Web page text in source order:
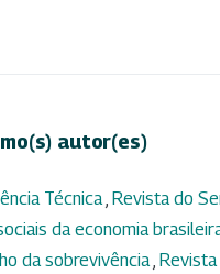
autor(es)
Técnica, Revista do
da economia
da sobrevivência,